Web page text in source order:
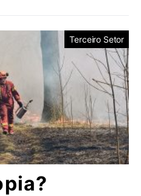
Terceiro Setor